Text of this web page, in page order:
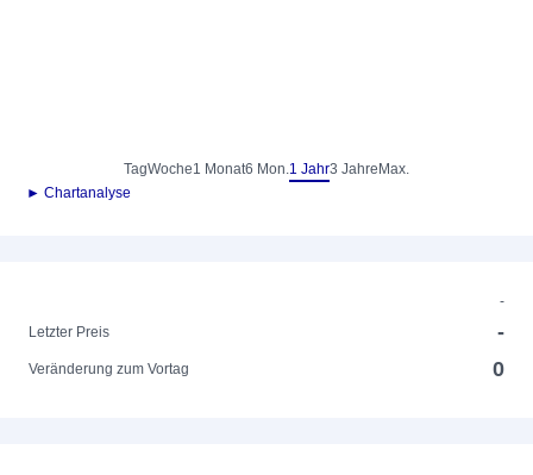
TagWoche1 Monat6 Mon.1 Jahr3 Jahre Max.
► Chartanalyse
-
Letzter Preis
-
Veränderung zum Vortag 0